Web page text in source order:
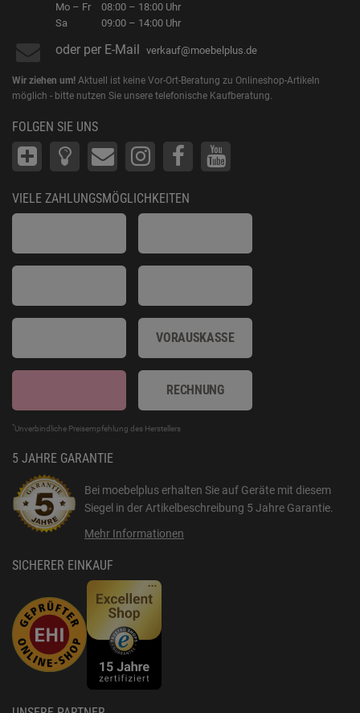
Mo – Fr
Sa
08:00 – 18:00 Uhr
09:00 – 14:00 Uhr
oder per E-Mail verkauf@moebelplus.de
Wir ziehen um! Aktuell ist keine Vor-Ort-Beratung zu Onlineshop-Artikeln
möglich - bitte nutzen Sie unsere telefonische Kaufberatung.
FOLGEN SIE UNS
VIELE ZAHLUNGSMÖGLICHKEITEN
VORAUSKASSE
RECHNUNG
*Unverbindliche Preisempfehlung des Herstellers
5 JAHRE GARANTIE
Bei moebelplus erhalten Sie auf Geräte mit diesem
Siegel in der Artikelbeschreibung 5 Jahre Garantie.
Mehr Informationen
SICHERER EINKAUF